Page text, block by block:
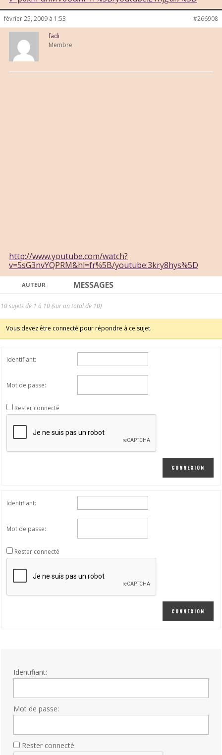
février 25, 2009 à 1:53 #266908
fadi
Membre
http://www.youtube.com/watch?
v=5sG3nvYQPRM&hl=fr%5B/youtube:3kry8hys%5D
AUTEUR MESSAGES
10 sujets de 1 à 10 (sur un total de 10)
Vous devez être connecté pour répondre à ce sujet.
Identifiant:
Mot de passe:
Rester connecté
CONNEXION
Identifiant:
Mot de passe:
Rester connecté
CONNEXION
Identifiant:
Mot de passe:
Rester connecté